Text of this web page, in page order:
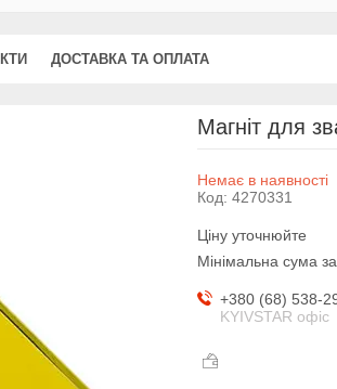
ДОСТАВКА ТА ОПЛАТА
Магніт для
Немає в наявності
Код: 4270331
Ціну уточнюйте
Мінімальна сума
+380 (68) 538-
KYIVSTAR офіс